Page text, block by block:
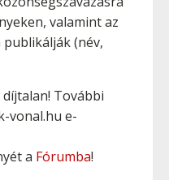
valamint az
(név,
További
vonal.hu e-
a Fórumba!